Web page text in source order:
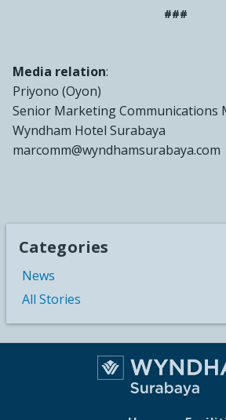
###
Media relation:
Priyono (Oyon)
Senior Marketing Communications
Wyndham Hotel Surabaya
marcomm@wyndhamsurabaya.com
Categories
News
All Stories